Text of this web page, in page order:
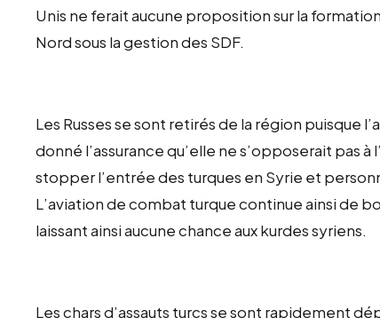
Unis ne ferait aucune proposition sur la
Nord sous la gestion des SDF.
Les Russes se sont retirés de la région puisque
donné l’assurance qu’elle ne s’opposerait pas
stopper l’entrée des turques en Syrie et
L’aviation de combat turque continue ainsi de
laissant ainsi aucune chance aux kurdes syriens.
Les chars d’assauts turcs se sont rapidement